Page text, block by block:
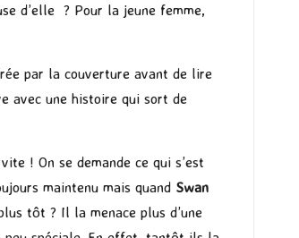
d’elle ? Pour la jeune femme,
par la couverture avant de lire
avec une histoire qui sort de
! On se demande ce qui s’est
maintenu mais quand Swan
tôt ? Il la menace plus d’une